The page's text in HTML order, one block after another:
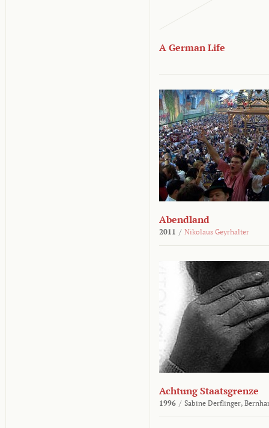
A German Life
Abendland
2011 / Nikolaus Geyrhalter
Achtung Staatsgrenze
1996 / Sabine Derflinger,